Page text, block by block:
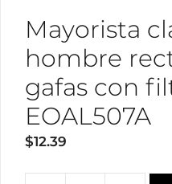
Mayorista
hombre
gafas con
EOAL507A
$12.39